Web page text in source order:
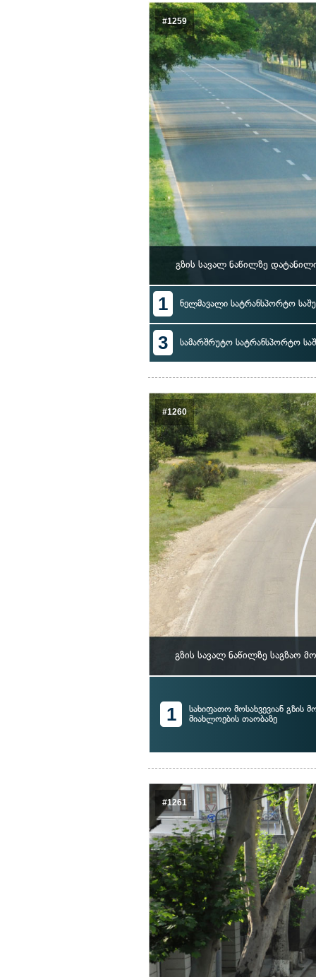
#1259
გზის სავალ ნაწილზე
1 ნელმავალი სატრანსპორტო
3 სამარშრუტო სატრანსპორტო
#1260
გზის სავალ ნაწილზე საგზაო
1
სახიფათო მოსახვევიან გზის
მიახლოების თაობაზე
#1261